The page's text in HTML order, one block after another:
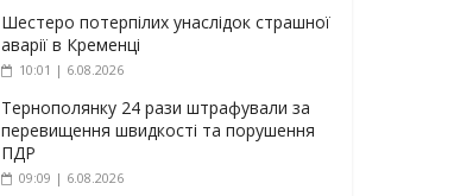
Шестеро потерпілих унаслідок страшної
аварії в Кременці
10:01 | 6.08.2026
Тернополянку 24 рази штрафували за
перевищення швидкості та порушення
ПДР
09:09 | 6.08.2026